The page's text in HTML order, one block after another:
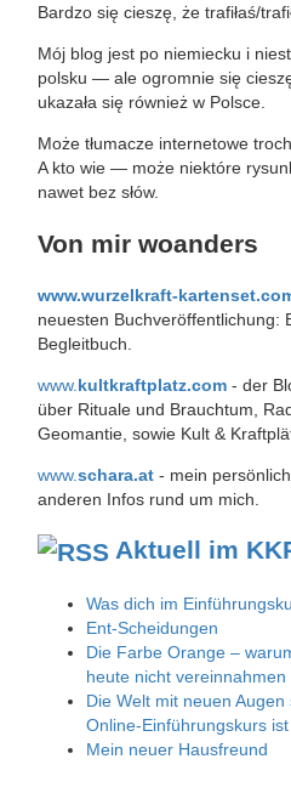
Bardzo się cieszę, że trafiłaś/
Mój blog jest po niemiecku i
polsku — ale ogromnie się
ukazała się również w Polsce.
Może tłumacze internetowe
A kto wie — może niektóre
nawet bez słów.
Von mir woanders
www.wurzelkraft-
neuesten Buchveröffentlichung:
Begleitbuch.
www. kultkraftplatz.com - der
über Rituale und Brauchtum,
Geomantie, sowie Kult &
www.schara.at - mein
anderen Infos rund um mich.
Aktuell im
Was dich im
Ent-Scheidungen
Die Farbe Orange –
heute nicht vereinnahmen
Die Welt mit neuen
Online-Einführungskurs
Mein neuer Hausfreund